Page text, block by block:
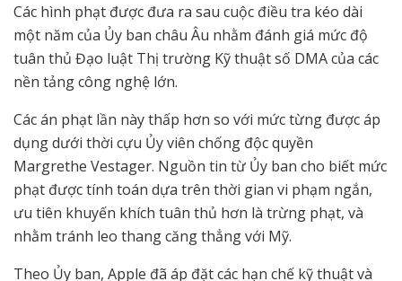
Các hình phạt được đưa ra sau cuộc điều tra kéo dài
một năm của Ủy ban châu Âu nhằm đánh giá mức độ
tuân thủ Đạo luật Thị trường Kỹ thuật số DMA của các
nền tảng công nghệ lớn.
Các án phạt lần này thấp hơn so với mức từng được áp
dụng dưới thời cựu Ủy viên chống độc quyền
Margrethe Vestager. Nguồn tin từ Ủy ban cho biết mức
phạt được tính toán dựa trên thời gian vi phạm ngắn,
ưu tiên khuyến khích tuân thủ hơn là trừng phạt, và
nhằm tránh leo thang căng thẳng với Mỹ.
Theo Ủy ban, Apple đã áp đặt các hạn chế kỹ thuật và